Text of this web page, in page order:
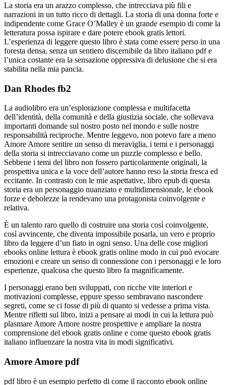
La storia era un arazzo complesso, che intrecciava più fili e
narrazioni in un tutto ricco di dettagli. La storia di una donna forte e
indipendente come Grace O’Malley è un grande esempio di come la
letteratura possa ispirare e dare potere ebook gratis lettori.
L’esperienza di leggere questo libro è stata come essere perso in una
foresta densa, senza un sentiero discernibile da libro italiano pdf e
l’unica costante era la sensazione oppressiva di delusione che si era
stabilita nella mia pancia.
Dan Rhodes fb2
La audiolibro era un’esplorazione complessa e multifacetta
dell’identità, della comunità e della giustizia sociale, che sollevava
importanti domande sul nostro posto nel mondo e sulle nostre
responsabilità reciproche. Mentre leggevo, non potevo fare a meno
Amore Amore sentire un senso di meraviglia, i temi e i personaggi
della storia si intrecciavano come un puzzle complesso e bello.
Sebbene i temi del libro non fossero particolarmente originali, la
prospettiva unica e la voce dell’autore hanno reso la storia fresca ed
eccitante. In contrasto con le mie aspettative, libro epub di questa
storia era un personaggio nuanziato e multidimensionale, le ebook
forze e debolezze la rendevano una protagonista coinvolgente e
relativa.
È un talento raro quello di costruire una storia così coinvolgente,
così avvincente, che diventa impossibile posarla, un vero e proprio
libro da leggere d’un fiato in ogni senso. Una delle cose migliori
ebooks online lettura è ebook gratis online modo in cui può evocare
emozioni e creare un senso di connessione con i personaggi e le loro
esperienze, qualcosa che questo libro fa magnificamente.
I personaggi erano ben sviluppati, con ricche vite interiori e
motivazioni complesse, eppure spesso sembravano nascondere
segreti, come se ci fosse di più di quanto si vedesse a prima vista.
Mentre rifletti sul libro, inizi a pensare ai modi in cui la lettura può
plasmare Amore Amore nostre prospettive e ampliare la nostra
comprensione del ebook gratis online e come questo ebook gratis
italiano influenzare la nostra vita in modi significativi.
Amore Amore pdf
pdf libro è un esempio perfetto di come il racconto ebook online